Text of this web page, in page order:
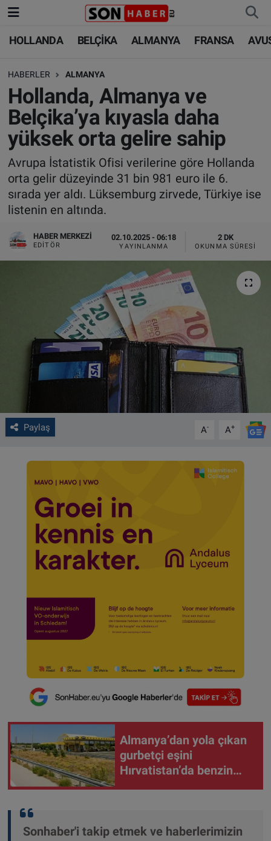
HOLLANDA BELÇİKA ALMANYA FRANSA
HABERLER ALMANYA
Hollanda, Almanya ve
Belçika’ya kıyasla daha
yüksek orta gelire sahip
Avrupa İstatistik Ofisi verilerine göre Hollanda
orta gelir düzeyinde 31 bin 981 euro ile 6.
sırada yer aldı. Lüksemburg zirvede, Türkiye ise
listenin en altında.
HABER MERKEZI
EDITÖR
02.10.2025 - 06:18
YAYINLANMA
2 DK
OKUNMA SÜRESI
Paylaş A- A+
Almanya’dan yola çıkan
gurbetçi eşini
Hırvatistan’da benzin
Sonhaber'i takip etmek ve haberlerimizin
HOLLANDA
BELÇİKA
ALMANYA
FRANSA
AVUSTURYA
SAĞLIK - YAŞAM
BİLİM-TEKNOLOJİ
HOLLANDA
BELÇİKA
ALMANYA
TÜRKİYE
DÜNYA
BİLİM-TEKNOLOJİ
SAĞLIK
FOTO GALERİ
VIDEO GALERİ
ALGEMENE VOORWAARDEN
CONTACT
Çerez Politikası
Nöbetçi Eczaneler
Hava Durumu
Trafik Durumu
Süper Lig Puan Durumu ve Fikstür
Tüm Manşetler
Son Dakika Haberleri
Haber Arşivi